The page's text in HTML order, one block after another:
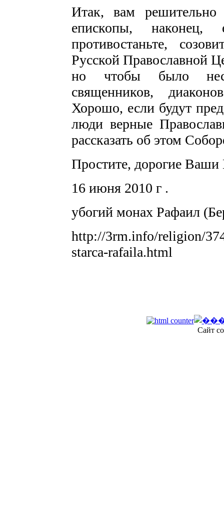
Итак, вам решительно
епископы, наконец,
противостаньте,
Русской Православной
но чтобы было
священников,
Хорошо, если будут
люди верные
рассказать об этом
Простите, дорогие Ваши
16 июня 2010 г .
убогий монах Рафаил
http://3rm.info/religion/
starca-rafaila.html
Сайт